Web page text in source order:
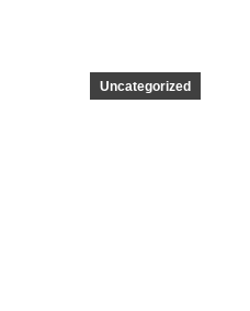
Uncategorized